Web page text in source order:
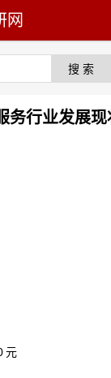
网
务行业发展现
元